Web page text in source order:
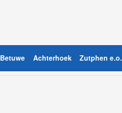
Betuwe Achterhoek Zutphen e.o.